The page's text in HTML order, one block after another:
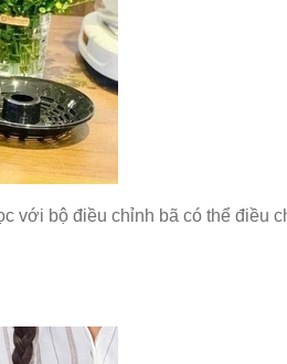
với bộ điều chỉnh bã có thể điều